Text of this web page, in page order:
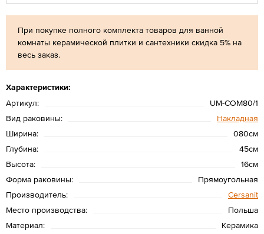
При покупке полного комплекта товаров для ванной
комнаты керамической плитки и сантехники скидка 5% на
весь заказ.
Характеристики:
Артикул:
UM-COM80/1
Вид раковины:
Накладная
Ширина:
080см
Глубина:
45см
Высота:
16см
Форма раковины:
Прямоугольная
Производитель:
Cersanit
Место производства:
Польша
Материал:
Керамика